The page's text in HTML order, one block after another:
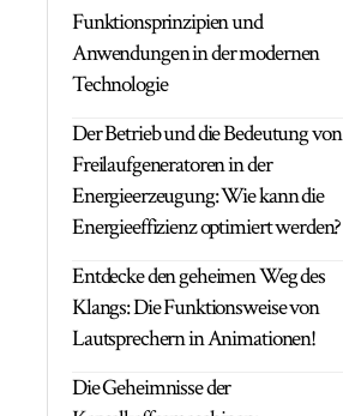
Funktionsprinzipien und
Anwendungen in der modernen
Technologie
Der Betrieb und die Bedeutung von
Freilaufgeneratoren in der
Energieerzeugung: Wie kann die
Energieeffizienz optimiert werden?
Entdecke den geheimen Weg des
Klangs: Die Funktionsweise von
Lautsprechern in Animationen!
Die Geheimnisse der